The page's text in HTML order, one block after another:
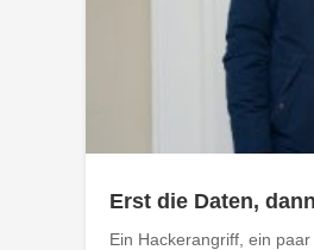
Erst die Daten,
Ein Hackerangriff, ein